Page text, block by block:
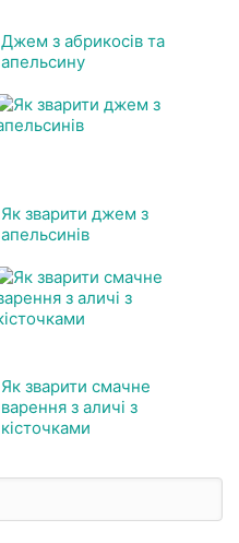
Джем з абрикосів та
апельсину
Як зварити джем з
апельсинів
Як зварити смачне
варення з аличі з
кісточками